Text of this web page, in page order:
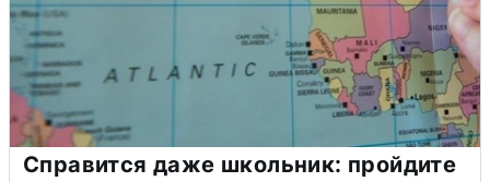
Справится даже школьник: пройдите